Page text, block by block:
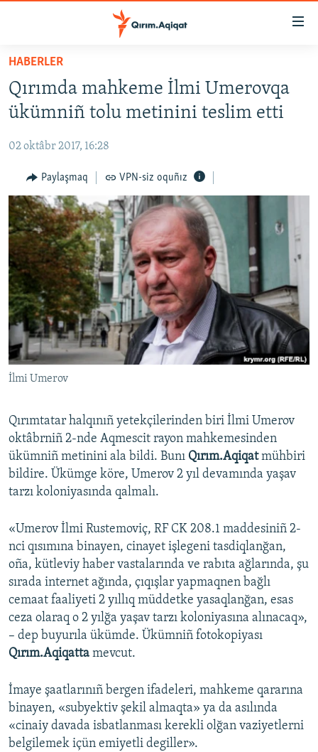
Esas
qaytmaq
Baş
qaytmaq
qaytmaq
HABERLER
SİYASET
CEMİYET
MEDENİYET
İNSAN AQLARI
VİDEO
SÜRET
BLOGLAR
FİKİR
Русский
Українською
RFE/RS bütün saytları
HABERLER
Qırımda mahkeme İlmi Umerovqa
ükümniñ tolu metinini teslim etti
02 oktâbr 2017, 16:28
Paylaşmaq VPN-siz oquñız
İlmi Umerov
Qırımtatar halqınıñ yetekçilerinden biri İlmi Umerov
oktâbrniñ 2-nde Aqmescit rayon mahkemesinden
ükümniñ metinini ala bildi. Bunı Qırım.Aqiqatmühbiri
bildire. Ükümge köre, Umerov 2 yıl devamında yaşav
tarzı koloniyasında qalmalı.
«Umerov İlmi Rustemoviç, RF CK 208.1 maddesiniñ 2-
nci qısımına binayen, cinayet işlegeni tasdiqlanğan,
oña, kütleviy haber vastalarında ve rabıta ağlarında, şu
sırada internet ağında, çıqışlar yapmaqnen bağlı
cemaat faaliyeti 2 yıllıq müddetke yasaqlanğan, esas
ceza olaraq o 2 yılğa yaşav tarzı koloniyasına alınacaq»,
– dep buyurıla ükümde. Ükümniñ fotokopiyası
Qırım.Aqiqatta mevcut.
İmaye şaatlarınıñ bergen ifadeleri, mahkeme qararına
binayen, «subyektiv şekil almaqta» ya da asılında
«cinaiy davada isbatlanması kerekli olğan vaziyetlerni
belgilemek içün emiyetli degiller».